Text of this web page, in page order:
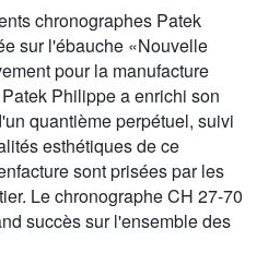
chronographes Patek
sur l'ébauche «Nouvelle
pour la manufacture
Philippe a enrichi son
quantième perpétuel, suivi
esthétiques de ce
sont prisées par les
Le chronographe CH 27-70
succès sur l'ensemble des